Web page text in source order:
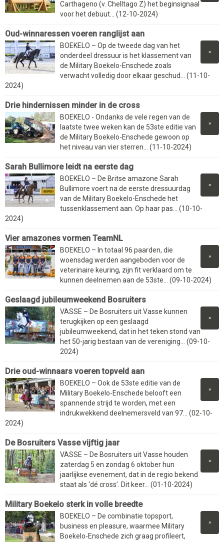
Carthageno (v. Chelltago Z) het beginsignaal
voor het debuut... (12-10-2024)
Oud-winnaressen voeren ranglijst aan
»
BOEKELO – Op de tweede dag van het
onderdeel dressuur is het klassement van
de Military Boekelo-Enschede zoals
verwacht volledig door elkaar geschud... (11-10-
2024)
Drie hindernissen minder in de cross
»
BOEKELO - Ondanks de vele regen van de
laatste twee weken kan de 53ste editie van
de Military Boekelo-Enschede gewoon op
het niveau van vier sterren... (11-10-2024)
Sarah Bullimore leidt na eerste dag
»
BOEKELO – De Britse amazone Sarah
Bullimore voert na de eerste dressuurdag
van de Military Boekelo-Enschede het
tussenklassement aan. Op haar pas... (10-10-
2024)
Vier amazones vormen TeamNL
»
BOEKELO – In totaal 96 paarden, die
woensdag werden aangeboden voor de
veterinaire keuring, zijn fit verklaard om te
kunnen deelnemen aan de 53ste... (09-10-2024)
Geslaagd jubileumweekend Bosruiters
»
VASSE – De Bosruiters uit Vasse kunnen
terugkijken op een geslaagd
jubileumweekend, dat in het teken stond van
het 50-jarig bestaan van de vereniging... (09-10-
2024)
Drie oud-winnaars voeren topveld aan
»
BOEKELO – Ook de 53ste editie van de
Military Boekelo-Enschede belooft een
spannende strijd te worden, met een
indrukwekkend deelnemersveld van 97... (02-10-
2024)
De Bosruiters Vasse vijftig jaar
»
VASSE – De Bosruiters uit Vasse houden
zaterdag 5 en zondag 6 oktober hun
jaarlijkse evenement, dat in de regio bekend
staat als ‘dé cross’. Dit keer... (01-10-2024)
Military Boekelo sterk in volle breedte
»
BOEKELO – De combinatie topsport,
business en pleasure, waarmee Military
Boekelo-Enschede zich graag profileert,